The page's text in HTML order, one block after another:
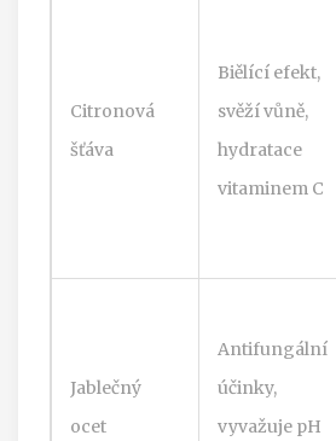
Citronová
šťáva
Biělící efekt,
svěží vůně,
hydratace
vitaminem C
Jablečný
ocet
Antifungální
účinky,
vyvažuje pH